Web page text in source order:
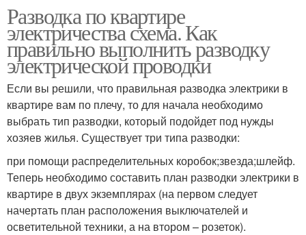
Разводка по квартире
электричества схема. Как
правильно выполнить разводку
электрической проводки
Если вы решили, что правильная разводка электрики в
квартире вам по плечу, то для начала необходимо
выбрать тип разводки, который подойдет под нужды
хозяев жилья. Существует три типа разводки:
при помощи распределительных коробок;звезда;шлейф.
Теперь необходимо составить план разводки электрики в
квартире в двух экземплярах (на первом следует
начертать план расположения выключателей и
осветительной техники, а на втором – розеток).